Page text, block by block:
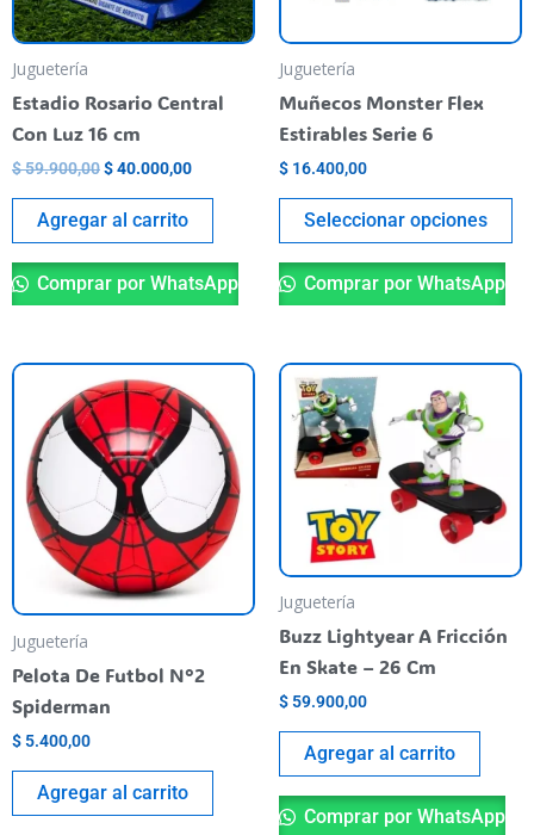
Juguetería
Estadio Rosario Central
Con Luz 16 cm
$59.900,00$40.000,00
Agregar al carrito
Comprar por WhatsApp
Juguetería
Muñecos Monster Flex
Estirables Serie 6
$ 16.400,00
Seleccionar opciones
se
Comprar por WhatsApp
Juguetería
Pelota De Futbol N°2
Spiderman
$ 5.400,00
Agregar al carrito
Juguetería
Buzz Lightyear A Fricción
En Skate – 26 Cm
$ 59.900,00
Agregar al carrito
Comprar por WhatsApp